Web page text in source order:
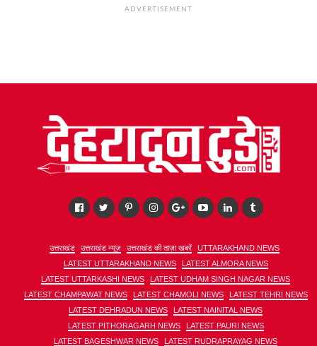
ADVERTISEMENT
उत्तराखंड उत्तराखंड न्यूज़ उत्तराखंड की ताज़ा खबरें
UTTARAKHAND NEWS
LATEST UTTARAKHAND NEWS
LATEST ALMORA NEWS
LATEST UTTARKASHI NEWS
LATEST UDHAM SINGH NAGAR NEWS
LATEST CHAMPAWAT NEWS
LATEST CHAMOLI NEWS
LATEST TEHRI NEWS
LATEST DEHRADUN NEWS
LATEST NAINITAL NEWS
LATEST PITHORAGARH NEWS
LATEST PAURI NEWS
LATEST BAGESHWAR NEWS
LATEST RUDRAPRAYAG NEWS